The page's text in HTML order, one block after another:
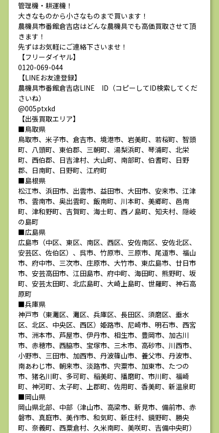
管理機・耕運機！
大きなものから小さなものまで買います！
農機具市番館倉吉店はどんな農機具でも高価買取させて頂
きます！
先ずはお気軽にご連絡下さいませ！
【フリーダイヤル】
0120-069-044
【LINEお友達登録】
農機具市番館倉吉店LINE ID（コピーしてID検索してくだ
さいね）
@005ptxkd
【出張買取エリア】
■鳥取県
鳥取市、米子市、倉吉市、境港市、岩美町、若桜町、智頭
町、八頭町、東伯郡、三朝町、湯梨浜町、琴浦町、北栄
町、西伯郡、日吉津村、大山町、南部町、伯耆町、日野
郡、日南町、日野町、江府町
■島根県
松江市、浜田市、出雲市、益田市、大田市、安来市、江津
市、雲南市、奥出雲町、飯南町、川本町、美郷町、邑南
町、津和野町、吉賀町、海士町、西ノ島町、知夫村、隠岐
の島町
■広島県
広島市（中区、東区、南区、西区、安佐南区、安佐北区、
安芸区、佐伯区）、呉市、竹原市、三原市、尾道市、福山
市、府中市、三次市、庄原市、大竹市、東広島市、廿日市
市、安芸高田市、江田島市、府中町、海田町、熊野町、坂
町、安芸太田町、北広島町、大崎上島町、世羅町、神石高
原町
■兵庫県
神戸市（東灘区、灘区、兵庫区、長田区、須磨区、垂水
区、北区、中央区、西区）姫路市、尼崎市、明石市、西宮
市、洲本市、芦屋市、伊丹市、相生市、豊岡市、加古川
市、赤穂市、西脇市、宝塚市、三木市、高砂市、川西市、
小野市、三田市、加西市、丹波篠山市、養父市、丹波市、
南あわじ市、朝来市、淡路市、宍粟市、加東市、たつの
市、猪名川町、多可町、稲美町、播磨町、市川町、福崎
町、神河町、太子町、上郡町、佐用町、香美町、新温泉町
■岡山県
岡山県北部、中部（津山市、高梁市、新見市、備前市、赤
磐市、真庭市、美作市、和気町、新庄村、鏡野町、勝央
町、奈義町、西粟倉村、久米南町、美咲町、吉備中央町）